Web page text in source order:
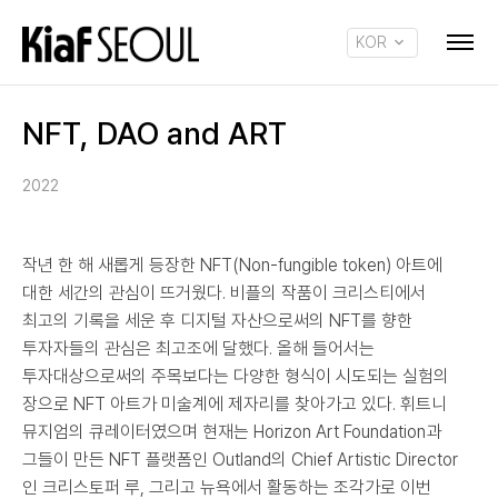
KOR
NFT, DAO and ART
2022
작년 한 해 새롭게 등장한 NFT(Non-fungible token) 아트에
대한 세간의 관심이 뜨거웠다. 비플의 작품이 크리스티에서
최고의 기록을 세운 후 디지털 자산으로써의 NFT를 향한
투자자들의 관심은 최고조에 달했다. 올해 들어서는
투자대상으로써의 주목보다는 다양한 형식이 시도되는 실험의
장으로 NFT 아트가 미술계에 제자리를 찾아가고 있다. 휘트니
뮤지엄의 큐레이터였으며 현재는 Horizon Art Foundation과
그들이 만든 NFT 플랫폼인 Outland의 Chief Artistic Director
인 크리스토퍼 루, 그리고 뉴욕에서 활동하는 조각가로 이번